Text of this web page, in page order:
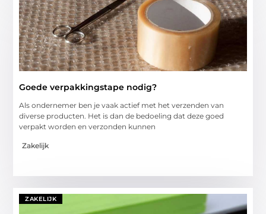
Goede verpakkingstape nodig?
Als ondernemer ben je vaak actief met het verzenden van
diverse producten. Het is dan de bedoeling dat deze goed
verpakt worden en verzonden kunnen
Zakelijk
ZAKELIJK